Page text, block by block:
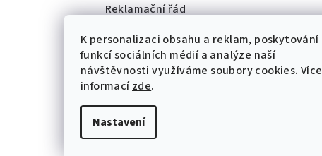
K personalizaci obsahu a reklam, poskytování
funkcí sociálních médií a analýze naší
návštěvnosti využíváme soubory cookies. Více
informacízde.
Nastavení
Reklamační řád
Podmínky dárkových poukazů
Moje objednávka